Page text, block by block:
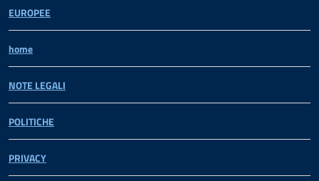
EUROPEE
home
NOTE LEGALI
POLITICHE
PRIVACY